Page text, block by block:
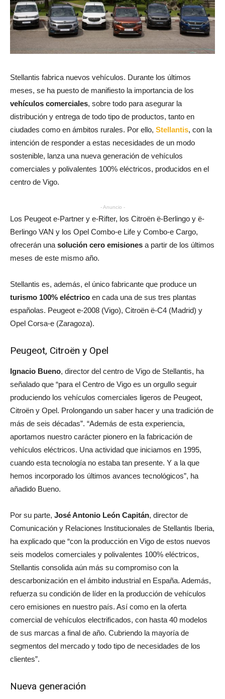
Stellantis fabrica nuevos vehículos. Durante los últimos
meses, se ha puesto de manifiesto la importancia de los
vehículos comerciales, sobre todo para asegurar la
distribución y entrega de todo tipo de productos, tanto en
ciudades como en ámbitos rurales. Por ello, Stellantis, con la
intención de responder a estas necesidades de un modo
sostenible, lanza una nueva generación de vehículos
comerciales y polivalentes 100% eléctricos, producidos en el
centro de Vigo.
- Anuncio -
Los Peugeot e-Partner y e‑Rifter, los Citroën ë-Berlingo y ë-
Berlingo VAN y los Opel Combo-e Life y Combo-e Cargo,
ofrecerán una solución cero emisiones a partir de los últimos
meses de este mismo año.
Stellantis es, además, el único fabricante que produce un
turismo 100% eléctrico en cada una de sus tres plantas
españolas. Peugeot e-2008 (Vigo), Citroën ë-C4 (Madrid) y
Opel Corsa-e (Zaragoza).
Peugeot, Citroën y Opel
Ignacio Bueno, director del centro de Vigo de Stellantis, ha
señalado que “para el Centro de Vigo es un orgullo seguir
produciendo los vehículos comerciales ligeros de Peugeot,
Citroën y Opel. Prolongando un saber hacer y una tradición de
más de seis décadas”. “Además de esta experiencia,
aportamos nuestro carácter pionero en la fabricación de
vehículos eléctricos. Una actividad que iniciamos en 1995,
cuando esta tecnología no estaba tan presente. Y a la que
hemos incorporado los últimos avances tecnológicos”, ha
añadido Bueno.
Por su parte, José Antonio León Capitán, director de
Comunicación y Relaciones Institucionales de Stellantis Iberia,
ha explicado que “con la producción en Vigo de estos nuevos
seis modelos comerciales y polivalentes 100% eléctricos,
Stellantis consolida aún más su compromiso con la
descarbonización en el ámbito industrial en España. Además,
refuerza su condición de líder en la producción de vehículos
cero emisiones en nuestro país. Así como en la oferta
comercial de vehículos electrificados, con hasta 40 modelos
de sus marcas a final de año. Cubriendo la mayoría de
segmentos del mercado y todo tipo de necesidades de los
clientes”.
Nueva generación